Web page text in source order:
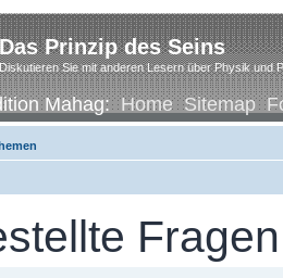
Das Prinzip des Seins
Diskutieren Sie mit anderen Lesern über Physik und
Mahag:Home Sitemap
Fragen